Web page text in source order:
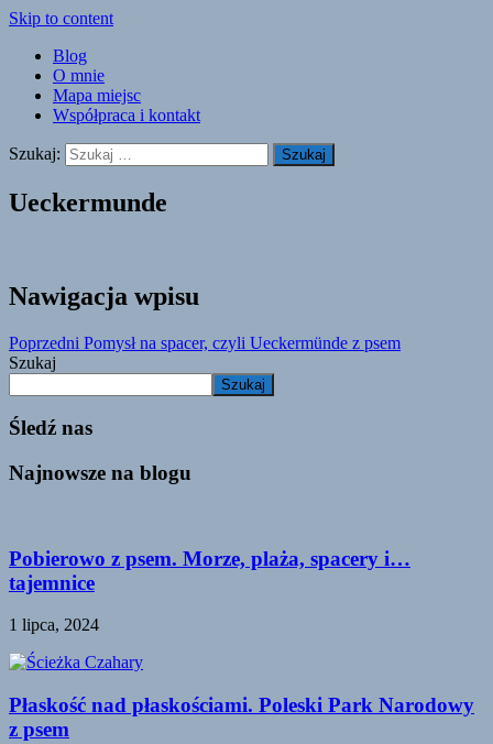
Skip to content
Blog
O mnie
Mapa miejsc
Współpraca i kontakt
Szukaj:
Ueckermunde
Nawigacja wpisu
Poprzedni Pomysł na spacer, czyli Ueckermünde z psem
Szukaj
Szukaj
Śledź nas
Najnowsze na blogu
Pobierowo z psem. Morze, plaża, spacery i…
tajemnice
1 lipca, 2024
Płaskość nad płaskościami. Poleski Park Narodowy
z psem